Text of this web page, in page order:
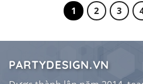
1 2 3
PARTYDESIGN.VN